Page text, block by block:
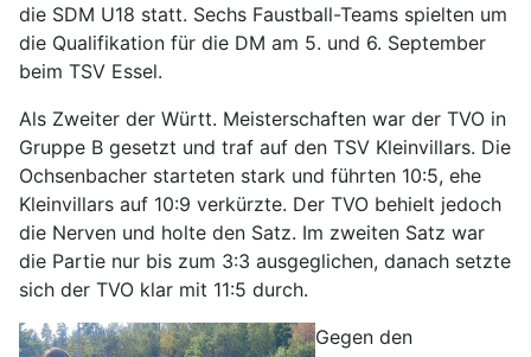
die SDM U18 statt. Sechs Faustball-Teams spielten um
die Qualifikation für die DM am 5. und 6. September
beim TSV Essel.
Als Zweiter der Württ. Meisterschaften war der TVO in
Gruppe B gesetzt und traf auf den TSV Kleinvillars. Die
Ochsenbacher starteten stark und führten 10:5, ehe
Kleinvillars auf 10:9 verkürzte. Der TVO behielt jedoch
die Nerven und holte den Satz. Im zweiten Satz war
die Partie nur bis zum 3:3 ausgeglichen, danach setzte
sich der TVO klar mit 11:5 durch.
Gegen den